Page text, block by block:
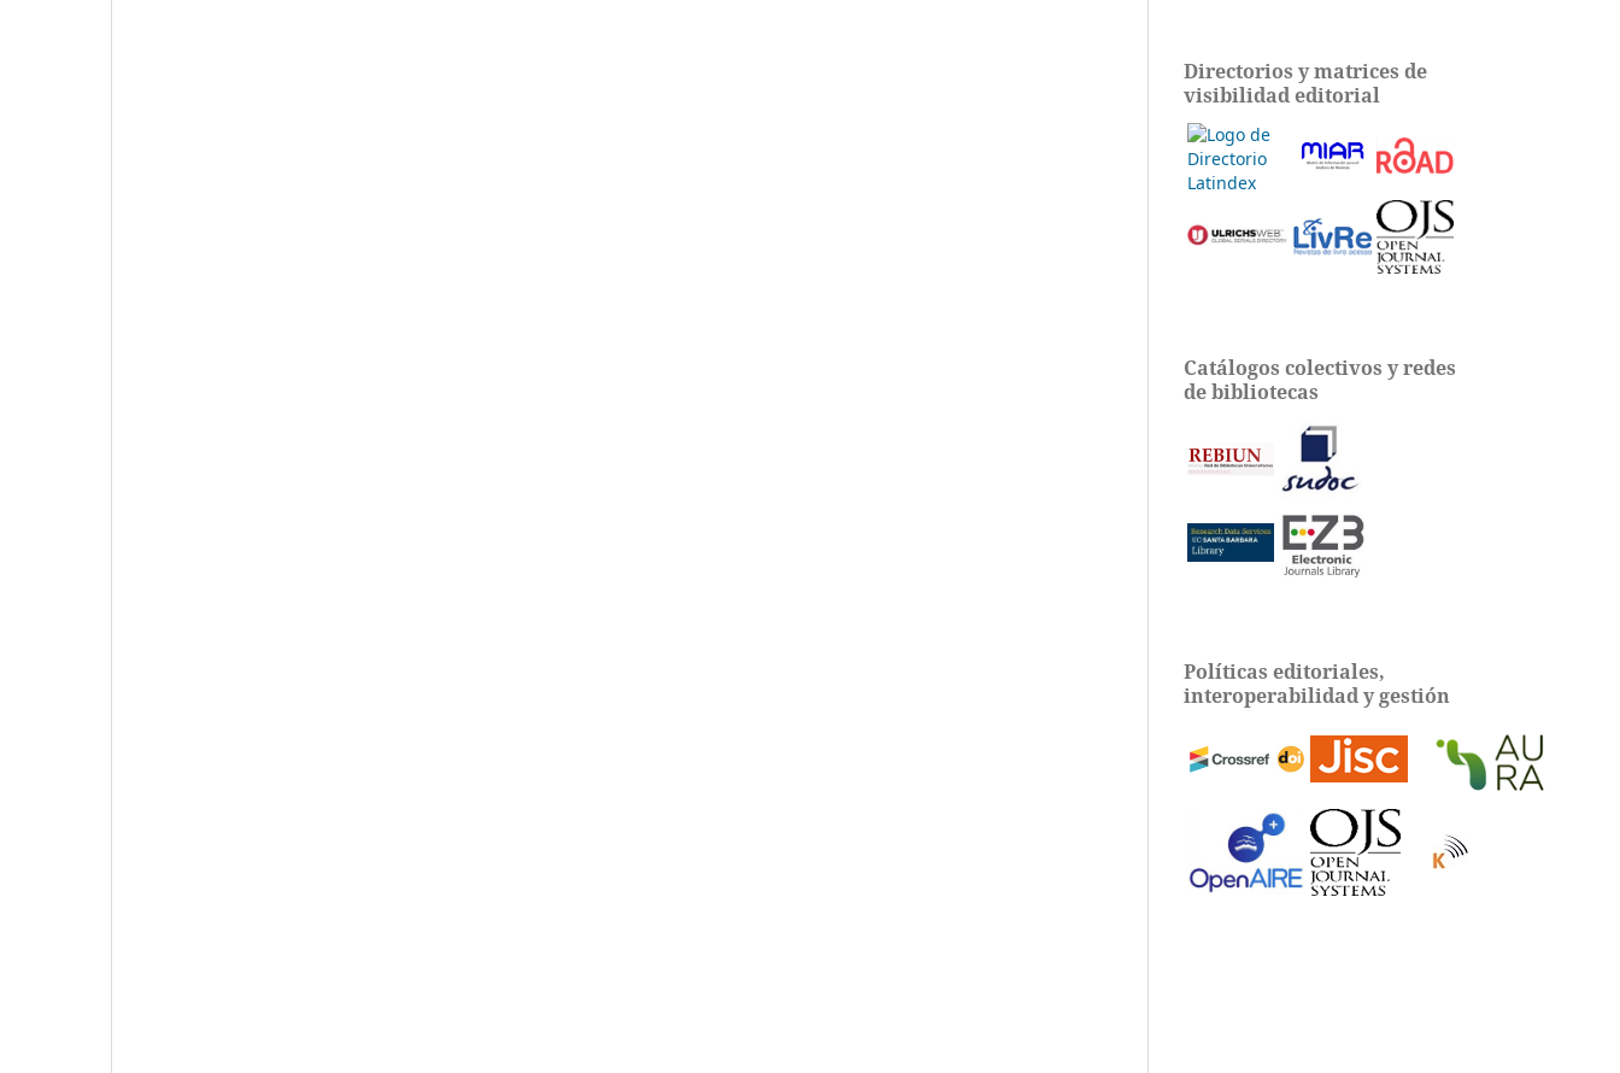
Directorios y matrices de
visibilidad editorial
Catálogos colectivos y redes
de bibliotecas
Políticas editoriales,
interoperabilidad y gestión